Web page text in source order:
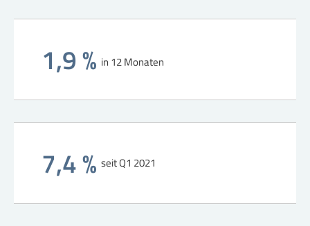
1,9 % in 12 Monaten
7,4 % seit Q1 2021